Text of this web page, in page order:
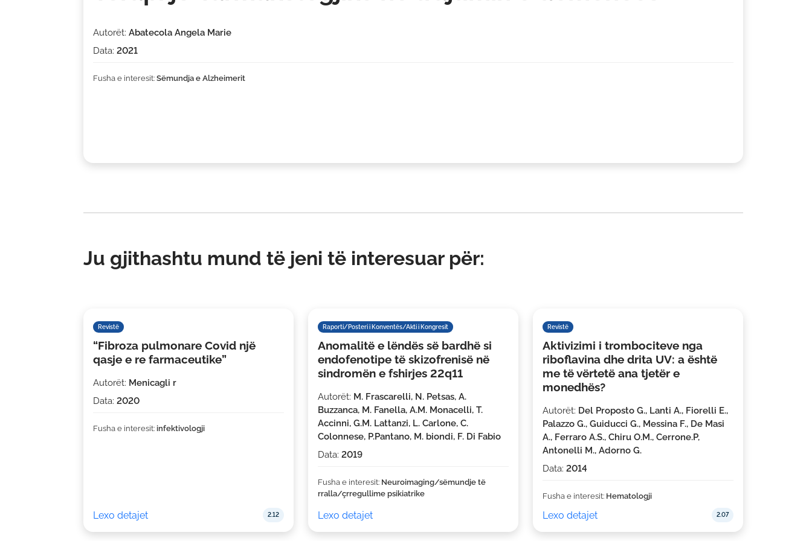
Autorët: Abatecola Angela Marie
Data: 2021
Fusha e interesit: Sëmundja e Alzheimerit
Ju gjithashtu mund të jeni të interesuar për:
Revistë
2.12
“Fibroza pulmonare Covid një
qasje e re farmaceutike”
Autorët: Menicagli r
Data: 2020
Fusha e interesit: infektivologji
Lexo detajet
Raporti/Posteri i Konventës/Akti i Kongresit
Anomalitë e lëndës së bardhë si
endofenotipe të skizofrenisë në
sindromën e fshirjes 22q11
Autorët: M. Frascarelli, N. Petsas, A.
Buzzanca, M. Fanella, A.M. Monacelli, T.
Accinni, G.M. Lattanzi, L. Carlone, C.
Colonnese, P.Pantano, M. biondi, F. Di Fabio
Data: 2019
Fusha e interesit: Neuroimaging/sëmundje të
rralla/çrregullime psikiatrike
Lexo detajet
Revistë
2.07
Aktivizimi i trombociteve nga
riboflavina dhe drita UV: a është
me të vërtetë ana tjetër e
monedhës?
Autorët: Del Proposto G., Lanti A., Fiorelli E.,
Palazzo G., Guiducci G., Messina F., De Masi
A., Ferraro A.S., Chiru O.M., Cerrone.P,
Antonelli M., Adorno G.
Data: 2014
Fusha e interesit: Hematologji
Lexo detajet